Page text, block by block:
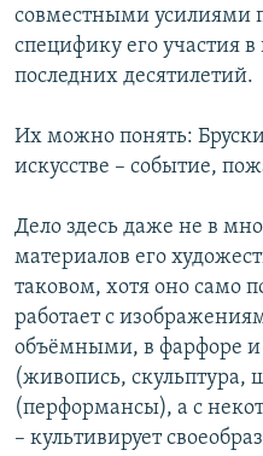
совместными усилиями
специфику его участия
последних десятилетий.
Их можно понять:
искусстве – событие,
Дело здесь даже не в
материалов его
таковом, хотя оно само
работает с
объёмными, в фарфоре и
(живопись, скульптура,
(перформансы), а с
– культивирует